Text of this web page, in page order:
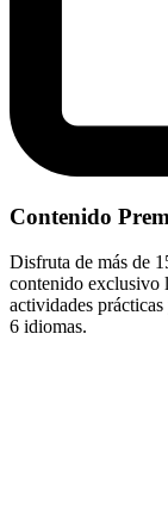
Contenido
Disfruta de más de
contenido exclusivo
actividades prácticas
6 idiomas.